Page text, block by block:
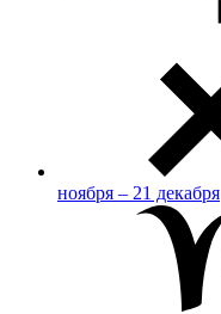
ноября – 21 декабря